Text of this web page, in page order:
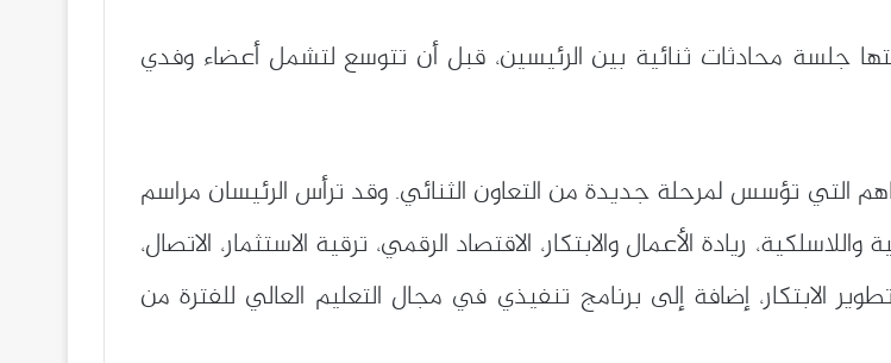
جلسة محادثات ثنائية بين الرئيسين، قبل أن تتوسع لتشمل أعضاء وفدي
التي تؤسس لمرحلة جديدة من التعاون الثنائي. وقد ترأس الرئيسان مراسم
ريادة الأعمال والابتكار، الاقتصاد الرقمي، ترقية الاستثمار، الاتصال،
الابتكار، إضافة إلى برنامج تنفيذي في مجال التعليم العالي للفترة من